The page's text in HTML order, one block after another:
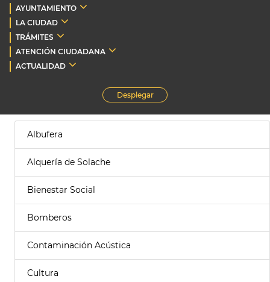
AYUNTAMIENTO
LA CIUDAD
TRÁMITES
ATENCIÓN CIUDADANA
ACTUALIDAD
Desplegar
Albufera
Alquería de Solache
Bienestar Social
Bomberos
Contaminación Acústica
Cultura